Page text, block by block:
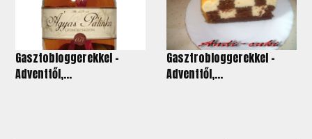
Gasztobloggerekkel -
Adventtől,...
Gasztrobloggerekkel -
Adventtől,...